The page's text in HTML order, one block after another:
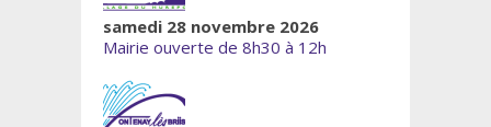
samedi 28 novembre 2026
Mairie ouverte de 8h30 à 12h